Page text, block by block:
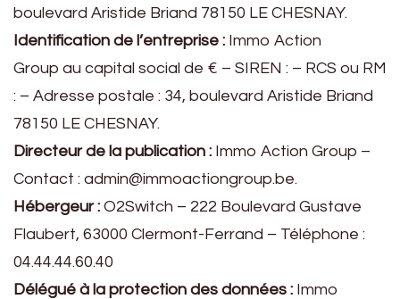
boulevard Aristide Briand 78150 LE CHESNAY.
Identification de l’entreprise : Immo Action
Group au capital social de € – SIREN : – RCS ou RM
: – Adresse postale : 34, boulevard Aristide Briand
78150 LE CHESNAY.
Directeur de la publication : Immo Action Group –
Contact : admin@immoactiongroup.be.
Hébergeur : O2Switch – 222 Boulevard Gustave
Flaubert, 63000 Clermont-Ferrand – Téléphone :
04.44.44.60.40
Délégué à la protection des données : Immo